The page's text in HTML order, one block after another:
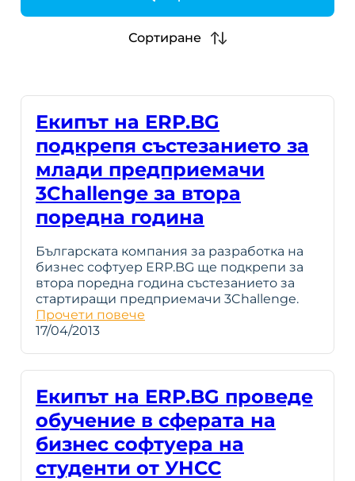
h
Сортиране
Екипът на ERP.BG
подкрепя състезанието за
млади предприемачи
3Challenge за втора
поредна година
Българската компания за разработка на
бизнес софтуер ERP.BG ще подкрепи за
втора поредна година състезанието за
стартиращи предприемачи 3Challenge.
Прочети повече
17/04/2013
Екипът на ERP.BG проведе
обучение в сферата на
бизнес софтуера на
студенти от УНСС